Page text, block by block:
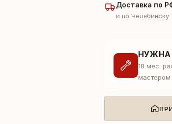
Доставка по
и по Челябинску
НУЖНА
18 мес.
мастером